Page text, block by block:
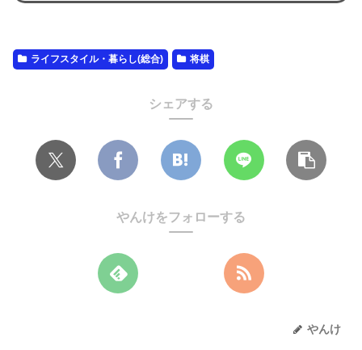
ライフスタイル・暮らし(総合) 将棋
シェアする
やんけをフォローする
やんけ